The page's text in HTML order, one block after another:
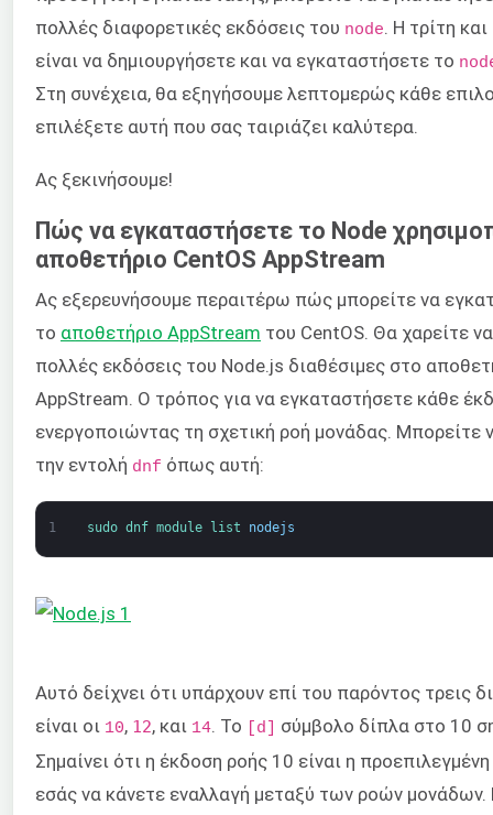
πολλές διαφορετικές εκδόσεις του node
. Η τρίτη
είναι να δημιουργήσετε και να εγκαταστήσετε το
Στη συνέχεια, θα εξηγήσουμε λεπτομερώς κάθε
επιλέξετε αυτή που σας ταιριάζει καλύτερα.
Ας ξεκινήσουμε!
Πώς να εγκαταστήσετε το Node
αποθετήριο CentOS AppStream
Ας εξερευνήσουμε περαιτέρω πώς μπορείτε να
το αποθετήριο AppStream του CentOS. Θα χαρείτε
πολλές εκδόσεις του Node.js διαθέσιμες στο
AppStream. Ο τρόπος για να εγκαταστήσετε κάθε
ενεργοποιώντας τη σχετική ροή μονάδας. Μπορείτε
την εντολή dnf όπως αυτή:
1 sudo dnf module list nodejs
Αυτό δείχνει ότι υπάρχουν επί του παρόντος τρεις
είναι οι 10, 12, και 14. Το [d]
σύμβολο δίπλα στο 10
Σημαίνει ότι η έκδοση ροής 10 είναι η
εσάς να κάνετε εναλλαγή μεταξύ των ροών μονάδων.